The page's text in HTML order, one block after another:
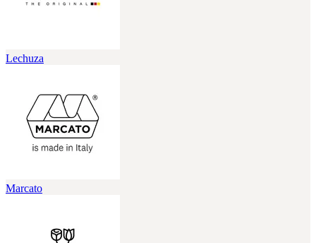
Lechuza
Marcato